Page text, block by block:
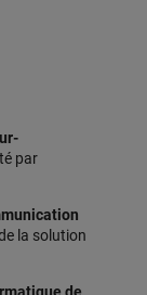
par
la solution